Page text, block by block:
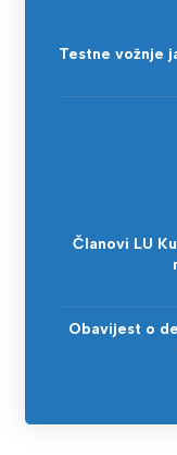
Testne vožnje
Članovi LU
Obavijest o